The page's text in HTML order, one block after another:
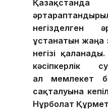
негізделген
ұстанатын жаңа
негізі
кәсіпкерлік
ал мемлекет
сақталуына
Нұрболат